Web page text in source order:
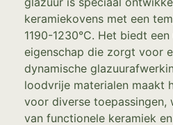
keramiekovens met een
1190-1230°C. Het biedt
eigenschap die zorgt voor
dynamische
loodvrije materialen maakt
voor diverse toepassingen,
van functionele keramiek